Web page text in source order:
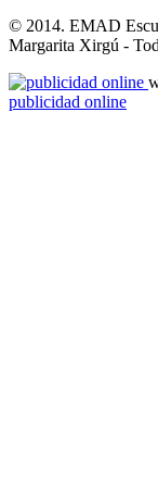
© 2014. EMAD
Margarita Xirgú -
publicidad online